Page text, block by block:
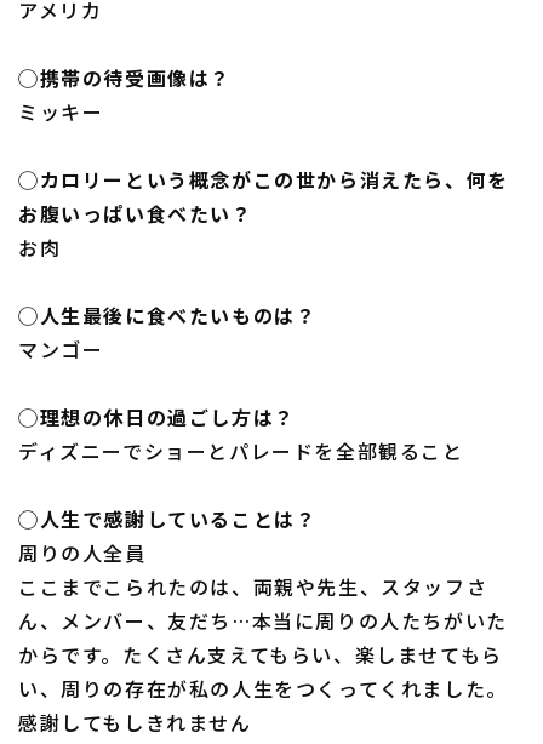
アメリカ
◯携帯の待受画像は？
ミッキー
◯カロリーという概念がこの世から消えたら、何を
お腹いっぱい食べたい？
お肉
◯人生最後に食べたいものは？
マンゴー
◯理想の休日の過ごし方は？
ディズニーでショーとパレードを全部観ること
◯人生で感謝していることは？
周りの人全員
ここまでこられたのは、両親や先生、スタッフさ
ん、メンバー、友だち…本当に周りの人たちがいた
からです。たくさん支えてもらい、楽しませてもら
い、周りの存在が私の人生をつくってくれました。
感謝してもしきれません